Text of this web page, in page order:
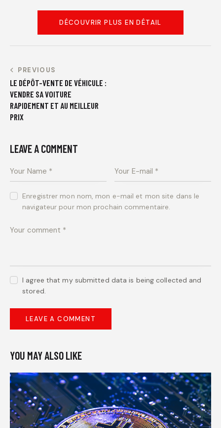
DÉCOUVRIR PLUS EN DÉTAIL
PREVIOUS
LE DÉPÔT-VENTE DE VÉHICULE :
VENDRE SA VOITURE
RAPIDEMENT ET AU MEILLEUR
PRIX
LEAVE A COMMENT
Enregistrer mon nom, mon e-mail et mon site dans le
navigateur pour mon prochain commentaire.
I agree that my submitted data is being collected and
stored.
YOU MAY ALSO LIKE